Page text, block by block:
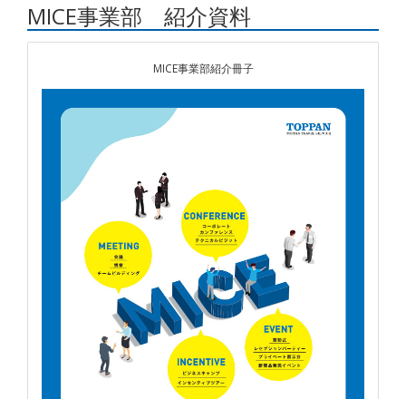
MICE事業部 紹介資料
MICE事業部紹介冊子